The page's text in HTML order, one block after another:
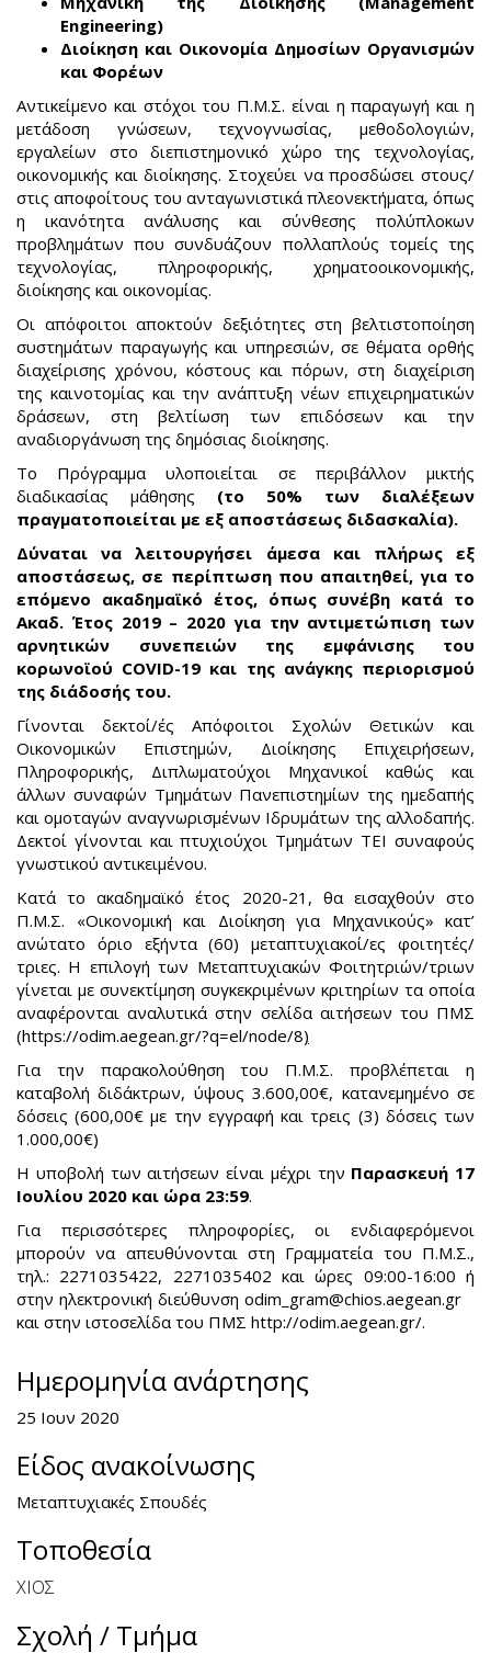
Engineering)
Διοίκηση και Οικονομία Δημοσίων Οργανισμών
και Φορέων
Αντικείμενο και στόχοι του Π.Μ.Σ. είναι η παραγωγή και η
μετάδοση γνώσεων, τεχνογνωσίας, μεθοδολογιών,
εργαλείων στο διεπιστημονικό χώρο της τεχνολογίας,
οικονομικής και διοίκησης. Στοχεύει να προσδώσει στους/
στις αποφοίτους του ανταγωνιστικά πλεονεκτήματα, όπως
η ικανότητα ανάλυσης και σύνθεσης πολύπλοκων
προβλημάτων που συνδυάζουν πολλαπλούς τομείς της
τεχνολογίας, πληροφορικής, χρηματοοικονομικής,
διοίκησης και οικονομίας.
Οι απόφοιτοι αποκτούν δεξιότητες στη βελτιστοποίηση
συστημάτων παραγωγής και υπηρεσιών, σε θέματα ορθής
διαχείρισης χρόνου, κόστους και πόρων, στη διαχείριση
της καινοτομίας και την ανάπτυξη νέων επιχειρηματικών
δράσεων, στη βελτίωση των επιδόσεων και την
αναδιοργάνωση της δημόσιας διοίκησης.
Το Πρόγραμμα υλοποιείται σε περιβάλλον μικτής
διαδικασίας μάθησης (το 50% των διαλέξεων
πραγματοποιείται με εξ αποστάσεως διδασκαλία).
Δύναται να λειτουργήσει άμεσα και πλήρως εξ
αποστάσεως, σε περίπτωση που απαιτηθεί, για το
επόμενο ακαδημαϊκό έτος, όπως συνέβη κατά το
Ακαδ. Έτος 2019 – 2020 για την αντιμετώπιση των
αρνητικών συνεπειών της εμφάνισης του
κορωνοϊού COVID-19 και της ανάγκης περιορισμού
της διάδοσής του.
Γίνονται δεκτοί/ές Απόφοιτοι Σχολών Θετικών και
Οικονομικών Επιστημών, Διοίκησης Επιχειρήσεων,
Πληροφορικής, Διπλωματούχοι Μηχανικοί καθώς και
άλλων συναφών Τμημάτων Πανεπιστημίων της ημεδαπής
και ομοταγών αναγνωρισμένων Ιδρυμάτων της αλλοδαπής.
Δεκτοί γίνονται και πτυχιούχοι Τμημάτων ΤΕΙ συναφούς
γνωστικού αντικειμένου.
Κατά το ακαδημαϊκό έτος 2020-21, θα εισαχθούν στο
Π.Μ.Σ. «Οικονομική και Διοίκηση για Μηχανικούς» κατ’
ανώτατο όριο εξήντα (60) μεταπτυχιακοί/ες φοιτητές/
τριες. H επιλογή των Μεταπτυχιακών Φοιτητριών/τριων
γίνεται µε συνεκτίμηση συγκεκριμένων κριτηρίων τα οποία
αναφέρονται αναλυτικά στην σελίδα αιτήσεων του ΠΜΣ
(https://odim.aegean.gr/?q=el/node/8)
Για την παρακολούθηση του Π.Μ.Σ. προβλέπεται η
καταβολή διδάκτρων, ύψους 3.600,00€, κατανεμημένο σε
δόσεις (600,00€ με την εγγραφή και τρεις (3) δόσεις των
1.000,00€)
Η υποβολή των αιτήσεων είναι μέχρι την Παρασκευή 17
Ιουλίου 2020 και ώρα 23:59.
Για περισσότερες πληροφορίες, οι ενδιαφερόμενοι
μπορούν να απευθύνονται στη Γραμματεία του Π.Μ.Σ.,
τηλ.: 2271035422, 2271035402 και ώρες 09:00-16:00 ή
στην ηλεκτρονική διεύθυνση odim_gram@chios.aegean.gr
και στην ιστοσελίδα του ΠΜΣ http://odim.aegean.gr/.
Ημερομηνία ανάρτησης
25 Ιουν 2020
Είδος ανακοίνωσης
Μεταπτυχιακές Σπουδές
Τοποθεσία
ΧΙΟΣ
Σχολή / Τμήμα